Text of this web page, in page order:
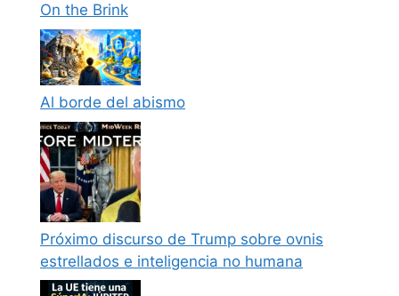
On the Brink
Al borde del abismo
Próximo discurso de Trump sobre ovnis
estrellados e inteligencia no humana